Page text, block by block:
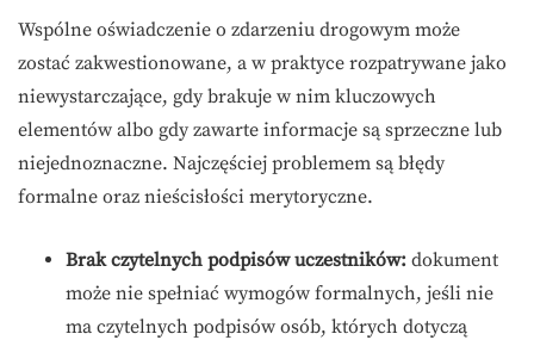
Wspólne oświadczenie o zdarzeniu drogowym może
zostać zakwestionowane, a w praktyce rozpatrywane jako
niewystarczające, gdy brakuje w nim kluczowych
elementów albo gdy zawarte informacje są sprzeczne lub
niejednoznaczne. Najczęściej problemem są błędy
formalne oraz nieścisłości merytoryczne.
Brak czytelnych podpisów uczestników: dokument
może nie spełniać wymogów formalnych, jeśli nie
ma czytelnych podpisów osób, których dotyczą